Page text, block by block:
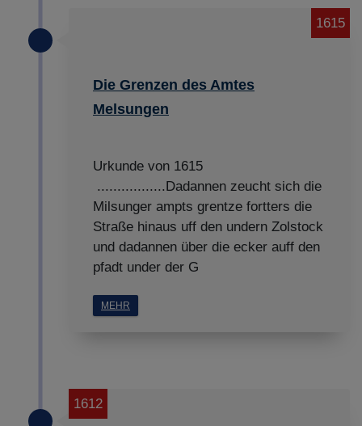
Die Grenzen des Amtes
Melsungen
1615
Urkunde von 1615
.................Dadannen zeucht sich die
Milsunger ampts grentze fortters die
Straße hinaus uff den undern Zolstock
und dadannen über die ecker auff den
pfadt under der G
MEHR
1612